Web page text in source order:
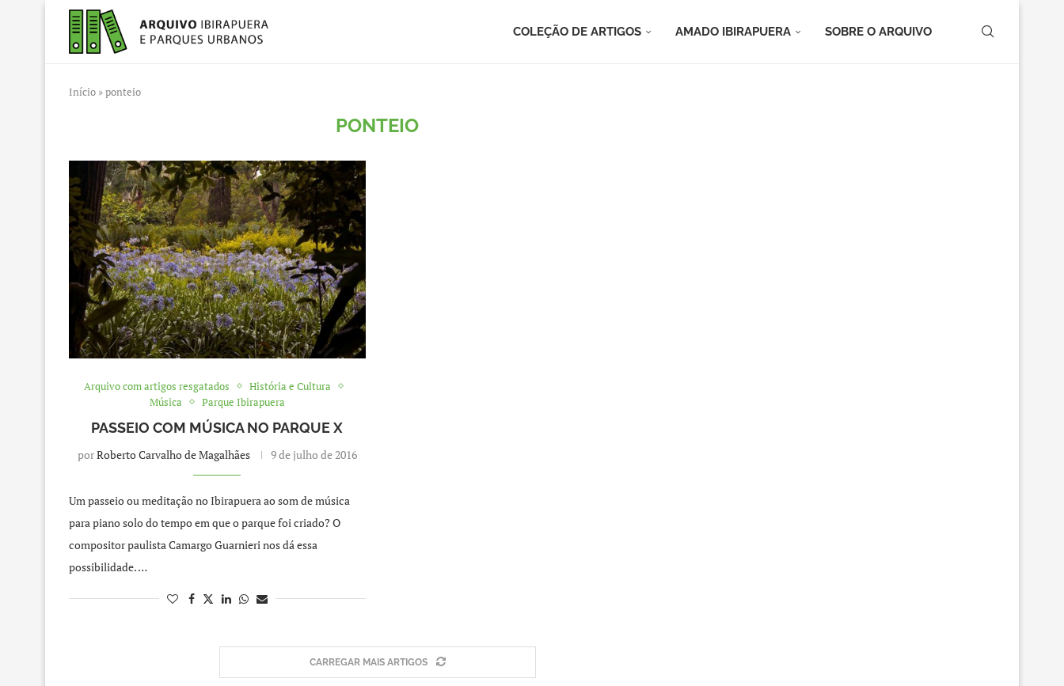
COLEÇÃO DE ARTIGOS AMADO IBIRAPUERA SOBRE O ARQUIVO
Início »ponteio
PONTEIO
Arquivo com artigos resgatados
História e Cultura
Música
Parque Ibirapuera
PASSEIO COM MÚSICA NO PARQUE X
porRoberto Carvalho de Magalhães 9 de julho de 2016
Um passeio ou meditação no Ibirapuera ao som de música
para piano solo do tempo em que o parque foi criado? O
compositor paulista Camargo Guarnieri nos dá essa
possibilidade. …
CARREGAR MAIS ARTIGOS